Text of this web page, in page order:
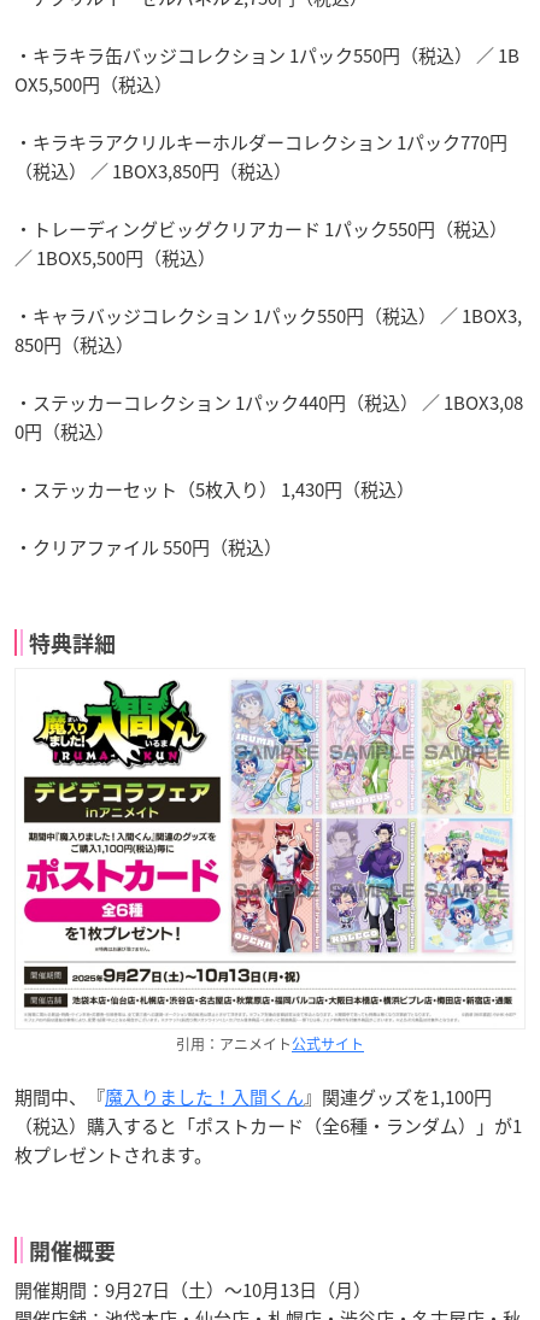
・キラキラ缶バッジコレクション 1パック550円（税込） ／ 1B
OX5,500円（税込）
・キラキラアクリルキーホルダーコレクション 1パック770円
（税込） ／ 1BOX3,850円（税込）
・トレーディングビッグクリアカード 1パック550円（税込）
／ 1BOX5,500円（税込）
・キャラバッジコレクション 1パック550円（税込） ／ 1BOX3,
850円（税込）
・ステッカーコレクション 1パック440円（税込） ／ 1BOX3,08
0円（税込）
・ステッカーセット（5枚入り） 1,430円（税込）
・クリアファイル 550円（税込）
特典詳細
引用：アニメイト公式サイト
期間中、『魔入りました！入間くん』関連グッズを1,100円
（税込）購入すると「ポストカード（全6種・ランダム）」が1
枚プレゼントされます。
開催概要
開催期間：9月27日（土）～10月13日（月）